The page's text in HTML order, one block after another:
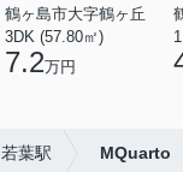
鶴ヶ島市大字鶴ヶ丘
3DK (57.80㎡)
7.2万円
若葉駅 MQuarto